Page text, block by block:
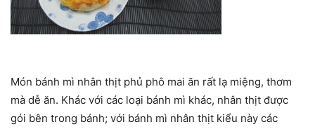
Món bánh mì nhân thịt phủ phô mai ăn rất lạ miệng, thơm
mà dễ ăn. Khác với các loại bánh mì khác, nhân thịt được
gói bên trong bánh; với bánh mì nhân thịt kiểu này các